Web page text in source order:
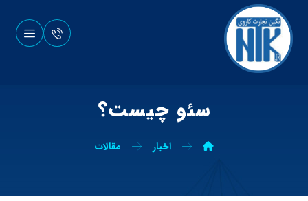
سئو چیست؟
اخبار مقالات